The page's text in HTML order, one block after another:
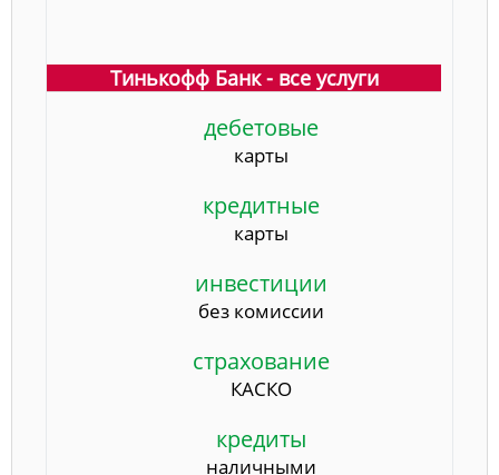
Тинькофф Банк - все услуги
дебетовые
карты
кредитные
карты
инвестиции
без комиссии
страхование
КАСКО
кредиты
наличными